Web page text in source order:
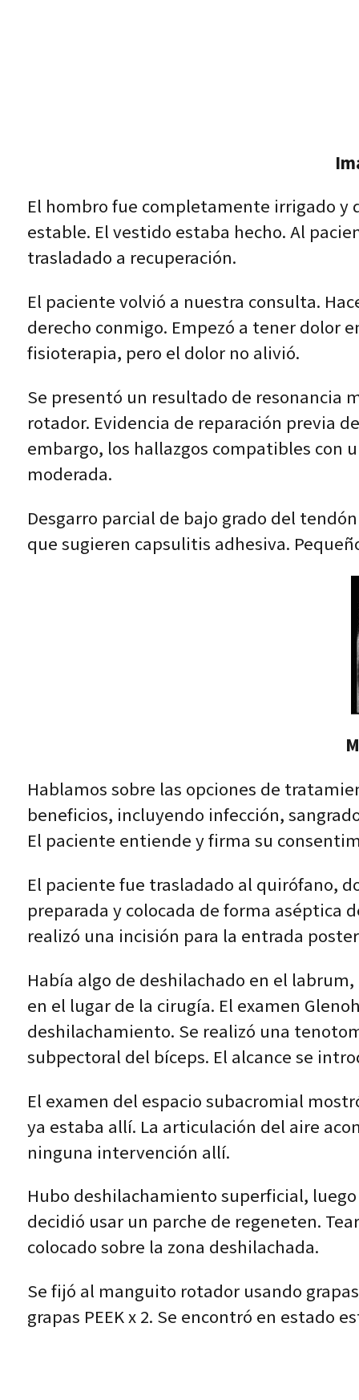
El hombro fue completamente irrigado y
estable. El vestido estaba hecho. Al
trasladado a recuperación.
El paciente volvió a nuestra consulta.
derecho conmigo. Empezó a tener dolor
fisioterapia, pero el dolor no alivió.
Se presentó un resultado de resonancia
rotador. Evidencia de reparación previa
embargo, los hallazgos compatibles con
moderada.
Desgarro parcial de bajo grado del
que sugieren capsulitis adhesiva.
Hablamos sobre las opciones de
beneficios, incluyendo infección,
El paciente entiende y firma su
El paciente fue trasladado al quirófano,
preparada y colocada de forma
realizó una incisión para la entrada
Había algo de deshilachado en el
en el lugar de la cirugía. El examen
deshilachamiento. Se realizó una
subpectoral del bíceps. El alcance se
El examen del espacio subacromial
ya estaba allí. La articulación del aire
ninguna intervención allí.
Hubo deshilachamiento superficial,
decidió usar un parche de regeneten.
colocado sobre la zona deshilachada.
Se fijó al manguito rotador usando
grapas PEEK x 2. Se encontró en estado